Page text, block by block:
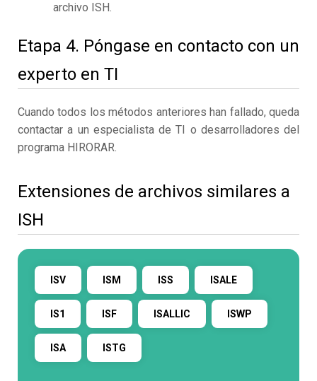
archivo ISH.
Etapa 4. Póngase en contacto con un
experto en TI
Cuando todos los métodos anteriores han fallado, queda
contactar a un especialista de TI o desarrolladores del
programa HIRORAR.
Extensiones de archivos similares a
ISH
ISV ISM ISS ISALE
IS1 ISF ISALLIC ISWP
ISA ISTG